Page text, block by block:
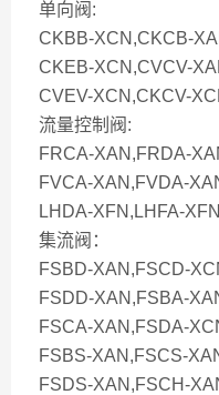
单向阀:
CKBB-XCN,CKCB-
CKEB-XCN,CVCV-
CVEV-XCN,CKCV-
流量控制阀:
FRCA-XAN,FRDA-
FVCA-XAN,FVDA-
LHDA-XFN,LHFA-XFN
集流阀：
FSBD-XAN,FSCD-
FSDD-XAN,FSBA-
FSCA-XAN,FSDA-
FSBS-XAN,FSCS-
FSDS-XAN,FSCH-